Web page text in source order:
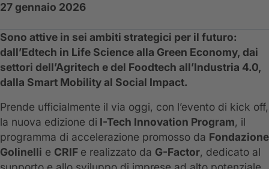
27 gennaio 2026
Sono attive in sei ambiti strategici per il futuro:
dall’Edtech in Life Science alla Green Economy, dai
settori dell’Agritech e del Foodtech all’Industria 4.0,
dalla Smart Mobility al Social Impact.
Prende ufficialmente il via oggi, con l’evento di kick off,
la nuova edizione di I-Tech Innovation Program, il
programma di accelerazione promosso da Fondazione
Golinelli e CRIF e realizzato da G-Factor, dedicato al